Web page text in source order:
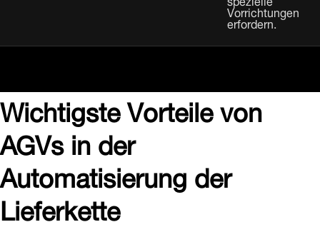
Vorrichtungen
erfordern.
Wichtigste Vorteile von
AGVs in der
Automatisierung der
Lieferkette